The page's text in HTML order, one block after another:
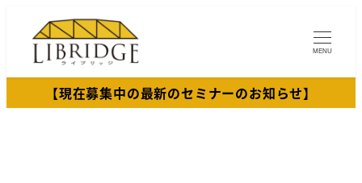
ン
MENU
【現在募集中の最新のセミナーのお知らせ】